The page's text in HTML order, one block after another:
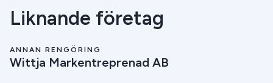
Liknande företag
ANNAN RENGÖRING
Wittja Markentreprenad AB